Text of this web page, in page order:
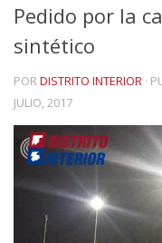
Pedido por la
sintético
PORDISTRITO INTERIOR ·
JULIO, 2017